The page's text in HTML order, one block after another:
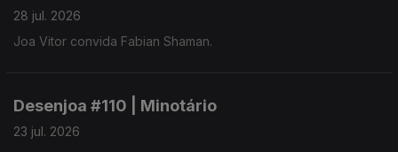
28 jul. 2026
Joa Vitor convida Fabian Shaman.
Desenjoa #110 | Minotário
23 jul. 2026